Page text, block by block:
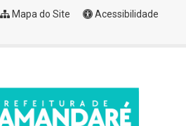
Mapa do Site
Acessibilidade